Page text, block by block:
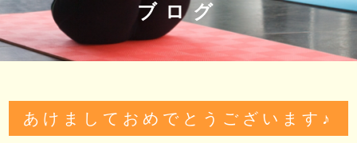
ブログ
あけましておめでとうございます♪